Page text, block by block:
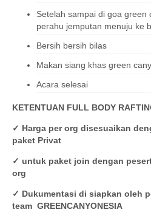
Setelah sampai di goa green
perahu jemputan menuju ke
Bersih bersih bilas
Makan siang khas green
Acara selesai
KETENTUAN FULL BODY
✓ Harga per org disesuaikan
paket Privat
✓ untuk paket join dengan
org
✓ Dukumentasi di siapkan oleh
team GREENCANYONESIA